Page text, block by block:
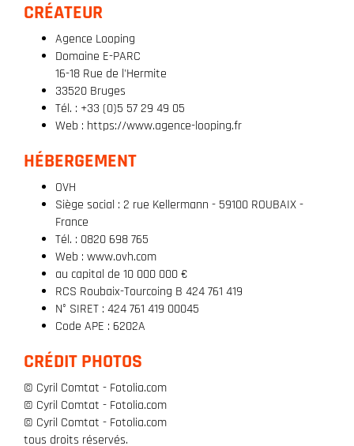
CRÉATEUR
Agence Looping
Domaine E-PARC
16-18 Rue de l'Hermite
33520 Bruges
Tél. : +33 (0)5 57 29 49 05
Web : https://www.agence-looping.fr
HÉBERGEMENT
OVH
Siège social : 2 rue Kellermann - 59100 ROUBAIX -
France
Tél. : 0820 698 765
Web : www.ovh.com
au capital de 10 000 000 €
RCS Roubaix-Tourcoing B 424 761 419
N° SIRET : 424 761 419 00045
Code APE : 6202A
CRÉDIT PHOTOS
© Cyril Comtat - Fotolia.com
© Cyril Comtat - Fotolia.com
© Cyril Comtat - Fotolia.com
tous droits réservés.